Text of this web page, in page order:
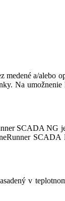
a/alebo
Na
SCADA NG
v